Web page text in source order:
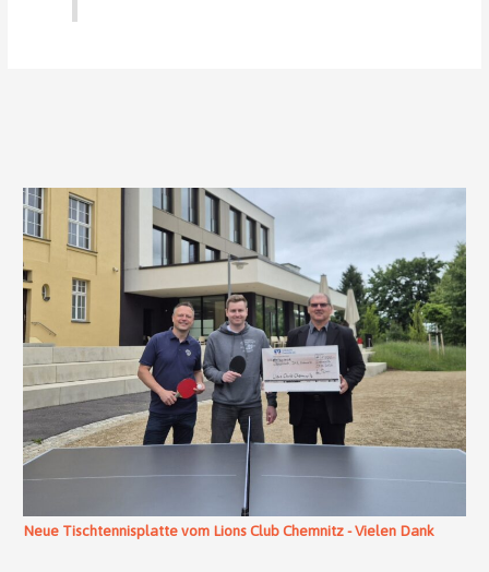
Neue Tischtennisplatte vom Lions Club Chemnitz - Vielen Dank